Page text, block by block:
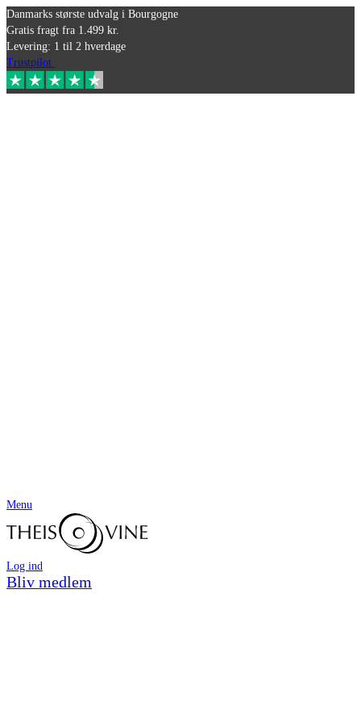
Danmarks største udvalg i Bourgogne
Gratis fragt fra 1.499 kr.
Levering: 1 til 2 hverdage
Trustpilot
Menu
Log ind
Bliv medlem